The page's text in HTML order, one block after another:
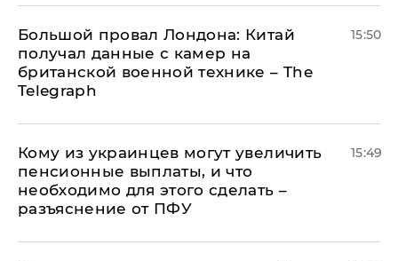
Большой провал Лондона: Китай
получал данные с камер на
британской военной технике – The
Telegraph
15:50
Кому из украинцев могут увеличить
пенсионные выплаты, и что
необходимо для этого сделать –
разъяснение от ПФУ
15:49